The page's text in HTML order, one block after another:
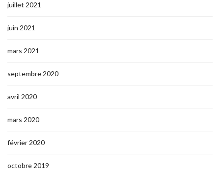
juillet 2021
juin 2021
mars 2021
septembre 2020
avril 2020
mars 2020
février 2020
octobre 2019